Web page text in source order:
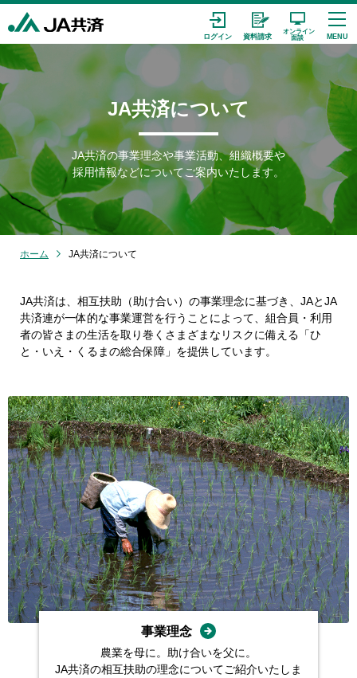
JA共済について
JA共済の事業理念や事業活動、組織概要や
採用情報などについてご案内いたします。
ホーム JA共済について
JA共済は、相互扶助（助け合い）の事業理念に基づき、JAとJA
共済連が⼀体的な事業運営を⾏うことによって、組合員・利⽤
者の皆さまの⽣活を取り巻くさまざまなリスクに備える「ひ
と・いえ・くるまの総合保障」を提供しています。
事業理念
農業を⺟に。助け合いを⽗に。
JA共済の相互扶助の理念についてご紹介いたしま